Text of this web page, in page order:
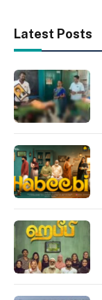
Latest Posts